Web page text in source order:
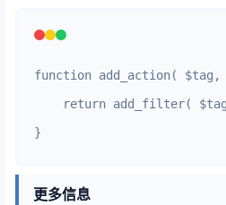
function add_action(
return add_filter(
}
更多信息